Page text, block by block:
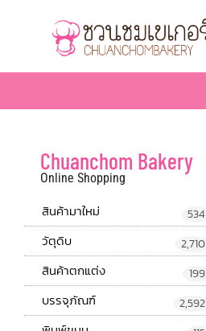
Chuanchom Bakery
Online Shopping
สินค้ามาใหม่ 534
วัตุดิบ 2,710
สินค้าตกแต่ง 199
บรรจุภัณฑ์ 2,592